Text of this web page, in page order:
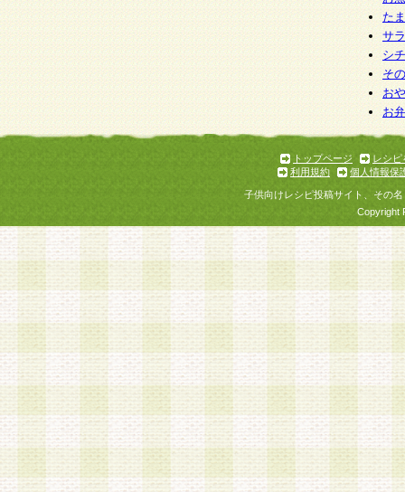
た
サ
シ
そ
お
お
トップページ
レシピ
利用規約
個人情報保
子供向けレシピ投稿サイト、その
Copyright